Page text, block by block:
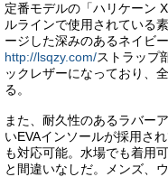
定番モデルの「ハリケーン
ルラインで使用されている
ージした深みのあるネイビ
http://lsqzy.com/ストラップ
ックレザーになっており、
る。
また、耐久性のあるラバー
いEVAインソールが採用さ
も対応可能。水場でも着用
と間違いなしだ。メンズ、